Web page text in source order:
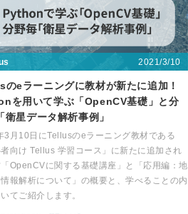
2021/3/10
eラーニングに教材が新たに追加！
を用いて学ぶ「OpenCV基礎」と分
衛星データ解析事例」
3月10日にTellusのeラーニング教材である
向け Tellus 学習コース」に新たに追加され
OpenCVに関する基礎講座」と「応用編：地
報解析について」の概要と、学べることの内
てご紹介します。